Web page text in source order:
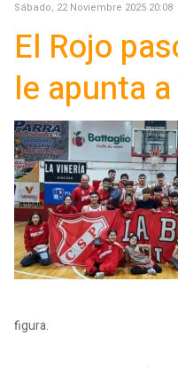
Sábado, 22 Noviembre 2025 20:08
El Rojo
le apunta
figura.